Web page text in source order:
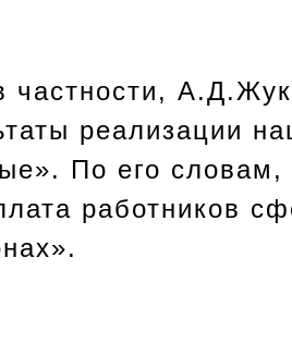
частности,
реализации
По его словам,
работников